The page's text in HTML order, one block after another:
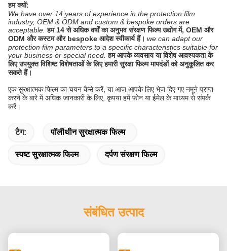
हम क्यों:
We have over 14 years of experience in the protection film
industry, OEM & ODM and custom & bespoke orders are
acceptable. हम 14 से अधिक वर्षों का अनुभव संरक्षण फिल्म उद्योग में, OEM और
ODM और कस्टम और bespoke आदेश स्वीकार्य हैं। we can adapt our
protection film parameters to a specific characteristics suitable for
your business or special need. हम आपके व्यवसाय या विशेष आवश्यकता के
लिए उपयुक्त विशिष्ट विशेषताओं के लिए हमारी सुरक्षा फिल्म मापदंडों को अनुकूलित कर
सकते हैं।
एक सुरक्षात्मक फिल्म का चयन कैसे करें, या आज आपके लिए भेज दिए गए नमूने प्राप्त
करने के बारे में अधिक जानकारी के लिए, कृपया हमें फोन या ईमेल के माध्यम से संपर्क
करें।
टैग: पॉलीथीन सुरक्षात्मक फिल्म
स्पष्ट सुरक्षात्मक फिल्म दर्पण संरक्षण फिल्म
संबंधित उत्पाद